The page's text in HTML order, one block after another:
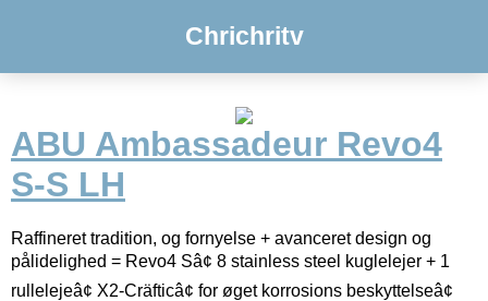
Chrichritv
ABU Ambassadeur Revo4
S-S LH
Raffineret tradition, og fornyelse + avanceret design og
pålidelighed = Revo4 Sâ¢ 8 stainless steel kuglelejer + 1
rullelejeâ¢ X2-Cräfticâ¢ for øget korrosions beskyttelseâ¢